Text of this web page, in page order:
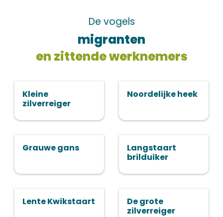
De vogels
migranten
en zittende werknemers
Kleine
zilverreiger
Noordelijke heek
Grauwe gans
Langstaart
brilduiker
Lente Kwikstaart
De grote
zilverreiger